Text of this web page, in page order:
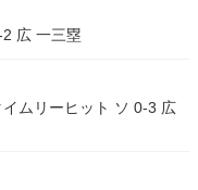
広 一三塁
ムリーヒット ソ 0-3 広